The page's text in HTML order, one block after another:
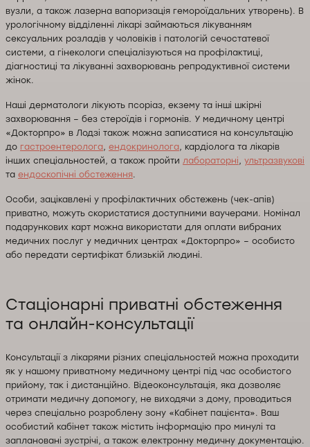
вузли, а також лазерна вапоризація гемороїдальних утворень). В
урологічному відділенні лікарі займаються лікуванням
сексуальних розладів у чоловіків і патологій сечостатевої
системи, а гінекологи спеціалізуються на профілактиці,
діагностиці та лікуванні захворювань репродуктивної системи
жінок.
Наші дерматологи лікують псоріаз, екзему та інші шкірні
захворювання – без стероїдів і гормонів. У медичному центрі
«Докторпро» в Лодзі також можна записатися на консультацію
до гастроентеролога, ендокринолога, кардіолога та лікарів
інших спеціальностей, а також пройти лабораторні, ультразвукові
та ендоскопічні обстеження.
Особи, зацікавлені у профілактичних обстежень (чек-апів)
приватно, можуть скористатися доступними ваучерами. Номінал
подарункових карт можна використати для оплати вибраних
медичних послуг у медичних центрах «Докторпро» – особисто
або передати сертифікат близькій людині.
Стаціонарні приватні обстеження
та онлайн-консультації
Консультації з лікарями різних спеціальностей можна проходити
як у нашому приватному медичному центрі під час особистого
прийому, так і дистанційно. Відеоконсультація, яка дозволяє
отримати медичну допомогу, не виходячи з дому, проводиться
через спеціально розроблену зону «Кабінет пацієнта». Ваш
особистий кабінет також містить інформацію про минулі та
заплановані зустрічі, а також електронну медичну документацію.